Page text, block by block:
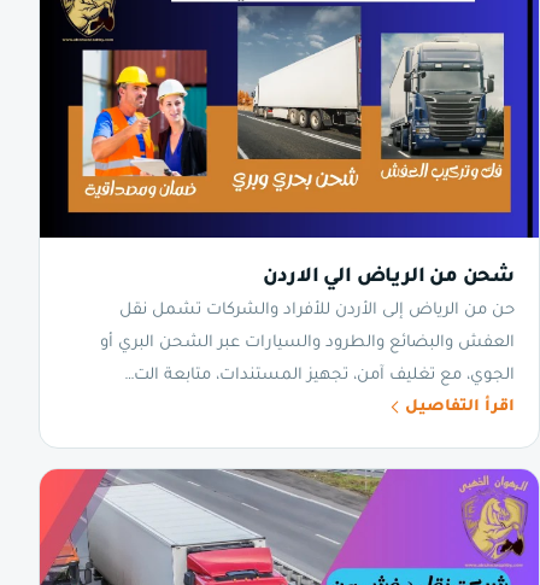
شحن من الرياض الي الاردن
حن من الرياض إلى الأردن للأفراد والشركات تشمل نقل
العفش والبضائع والطرود والسيارات عبر الشحن البري أو
الجوي، مع تغليف آمن، تجهيز المستندات، متابعة الت…
اقرأ التفاصيل